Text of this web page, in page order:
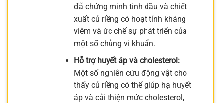
đã chứng minh tinh dầu và chiết
xuất củ riềng có hoạt tính kháng
viêm và ức chế sự phát triển của
một số chủng vi khuẩn.
Hỗ trợ huyết áp và cholesterol:
Một số nghiên cứu động vật cho
thấy củ riềng có thể giúp hạ huyết
áp và cải thiện mức cholesterol,